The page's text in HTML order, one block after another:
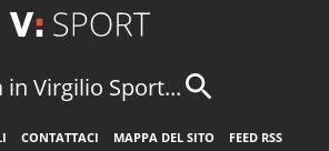
in Virgilio Sport...
CONTATTACI MAPPA DEL SITO FEED RSS